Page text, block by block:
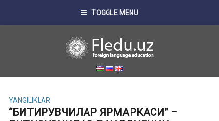
TOGGLE MENU
YANGILIKLAR
“БИТИРУВЧИЛАР ЯРМАРКАСИ” –